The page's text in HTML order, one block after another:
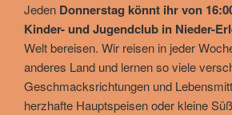
Jeden Donnerstag könnt ihr von
Kinder- und Jugendclub in Nieder-
Welt bereisen. Wir reisen in jeder
anderes Land und lernen so viele
Geschmacksrichtungen und
herzhafte Hauptspeisen oder kleine